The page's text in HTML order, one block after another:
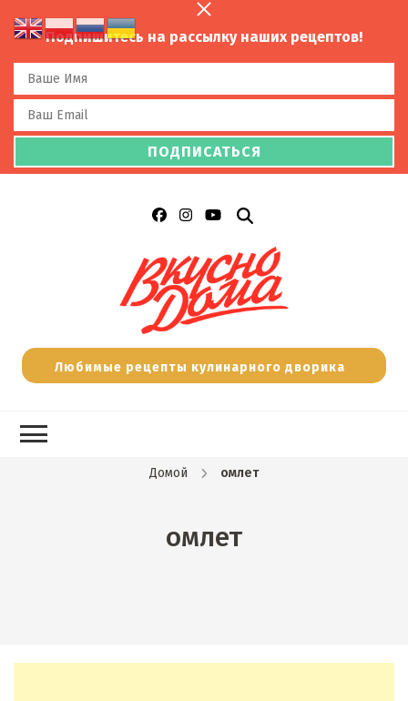
Подпишитесь на рассылку наших рецептов!
Любимые рецепты кулинарного дворика
Домой омлет
омлет